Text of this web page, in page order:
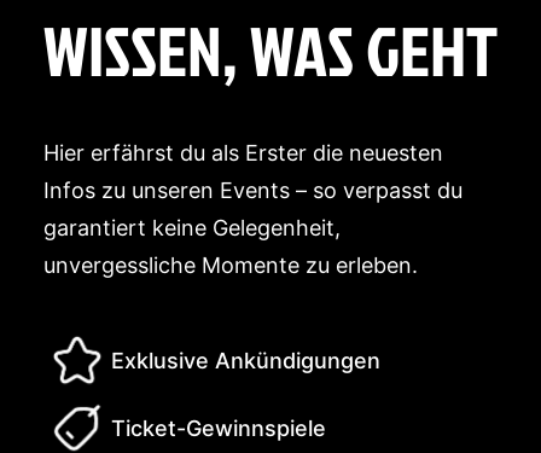
WISSEN, WAS GEHT
Hier erfährst du als Erster die neuesten
Infos zu unseren Events – so verpasst du
garantiert keine Gelegenheit,
unvergessliche Momente zu erleben.
Exklusive Ankündigungen
Ticket-Gewinnspiele